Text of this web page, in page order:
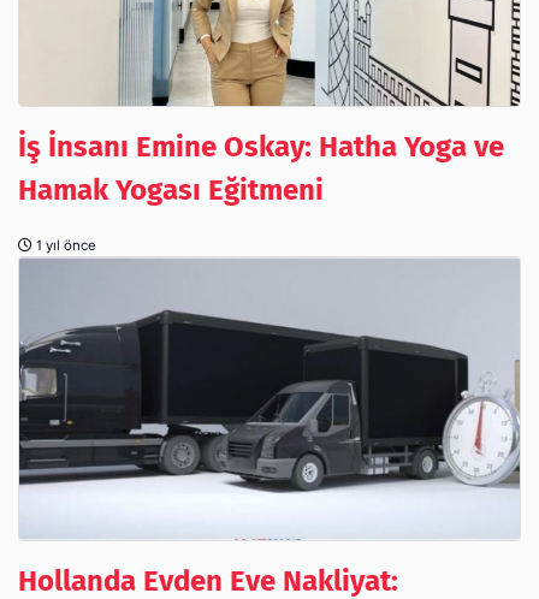
İş İnsanı Emine Oskay: Hatha Yoga ve
Hamak Yogası Eğitmeni
1 yıl önce
Hollanda Evden Eve Nakliyat: